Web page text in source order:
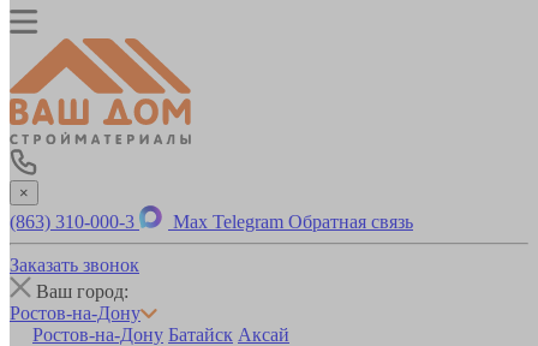
×
(863) 310-000-3 Max Telegram Обратная связь
Заказать звонок
Ваш город:
Ростов-на-Дону
Ростов-на-Дону Батайск Аксай